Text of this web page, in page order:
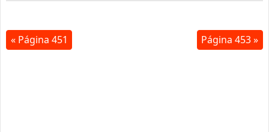
« Página 451 Página 453 »